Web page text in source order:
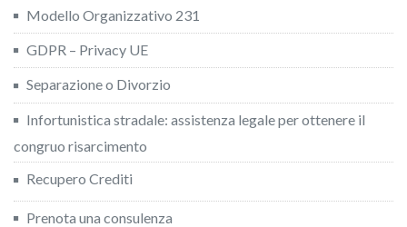
Modello Organizzativo 231
GDPR – Privacy UE
Separazione o Divorzio
Infortunistica stradale: assistenza legale per ottenere il
congruo risarcimento
Recupero Crediti
Prenota una consulenza